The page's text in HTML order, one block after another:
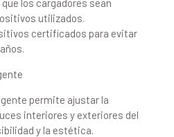
los cargadores sean
utilizados.
certificados para evitar
permite ajustar la
interiores y exteriores del
y la estética.